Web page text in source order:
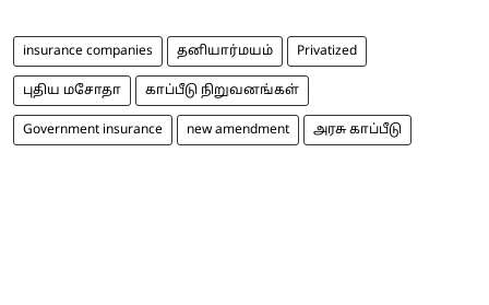
insurance companies தனியார்மயம் Privatized
புதிய மசோதா காப்பீடு நிறுவனங்கள்
Government insurance new amendment அரசு காப்பீடு